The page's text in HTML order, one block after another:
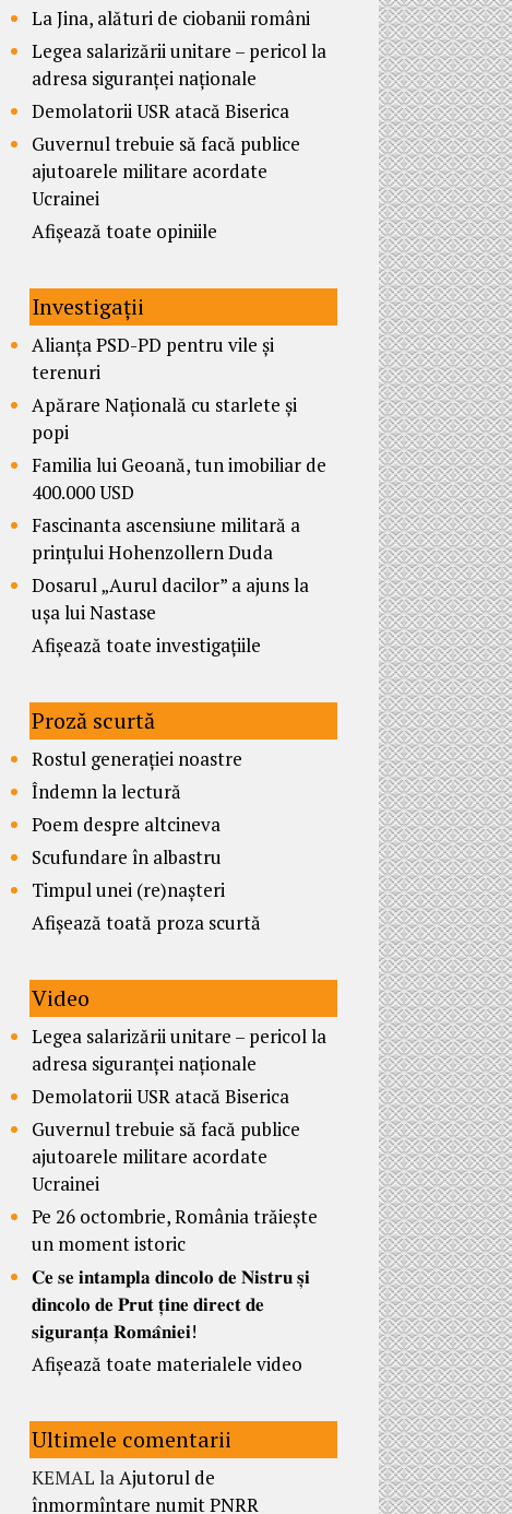
La Jina, alături de ciobanii români
Legea salarizării unitare – pericol la
adresa siguranței naționale
Demolatorii USR atacă Biserica
Guvernul trebuie să facă publice
ajutoarele militare acordate
Ucrainei
Afișează toate opiniile
Investigații
Alianța PSD-PD pentru vile și
terenuri
Apărare Națională cu starlete și
popi
Familia lui Geoană, tun imobiliar de
400.000 USD
Fascinanta ascensiune militară a
prințului Hohenzollern Duda
Dosarul „Aurul dacilor” a ajuns la
ușa lui Nastase
Afișează toate investigațiile
Proză scurtă
Rostul generației noastre
Îndemn la lectură
Poem despre altcineva
Scufundare în albastru
Timpul unei (re)nașteri
Afișează toată proza scurtă
Video
Legea salarizării unitare – pericol la
adresa siguranței naționale
Demolatorii USR atacă Biserica
Guvernul trebuie să facă publice
ajutoarele militare acordate
Ucrainei
Pe 26 octombrie, România trăiește
un moment istoric
𝐂𝐞 𝐬𝐞 𝐢𝐧𝐭𝐚𝐦𝐩𝐥𝐚 𝐝𝐢𝐧𝐜𝐨𝐥𝐨 𝐝𝐞 𝐍𝐢𝐬𝐭𝐫𝐮 𝐬̦𝐢
𝐝𝐢𝐧𝐜𝐨𝐥𝐨 𝐝𝐞 𝐏𝐫𝐮𝐭 𝐭̦𝐢𝐧𝐞 𝐝𝐢𝐫𝐞𝐜𝐭 𝐝𝐞
𝐬𝐢𝐠𝐮𝐫𝐚𝐧𝐭̦𝐚 𝐑𝐨𝐦𝐚̂𝐧𝐢𝐞𝐢!
Afișează toate materialele video
Ultimele comentarii
KEMAL laAjutorul de
înmormîntare numit PNRR